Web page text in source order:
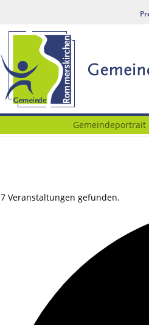
Gemeindeportrait
7 Veranstaltungen gefunden.